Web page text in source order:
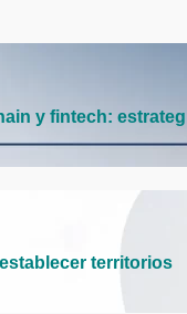
y fintech:
territorios